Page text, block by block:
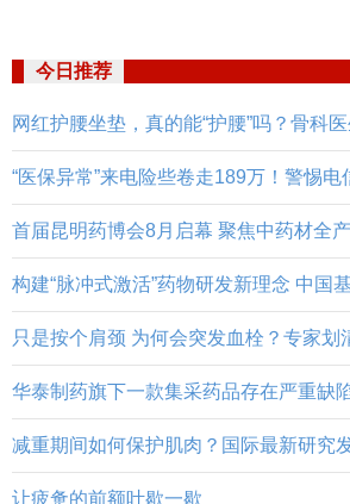
今日推荐
网红护腰坐垫，真的能“护腰”吗？骨科
“医保异常”来电险些卷走189万！警惕电
首届昆明药博会8月启幕 聚焦中药材全
构建“脉冲式激活”药物研发新理念 中国
只是按个肩颈 为何会突发血栓？专家
华泰制药旗下一款集采药品存在严重缺
减重期间如何保护肌肉？国际最新研究
让疲惫的前额叶歇一歇